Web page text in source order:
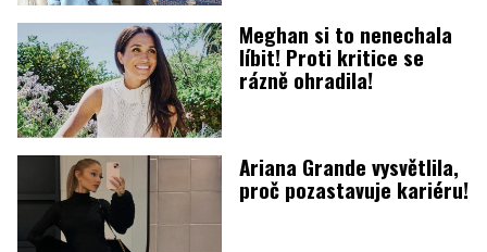
Meghan si to nenechala
líbit! Proti kritice se
rázně ohradila!
Ariana Grande vysvětlila,
proč pozastavuje kariéru!